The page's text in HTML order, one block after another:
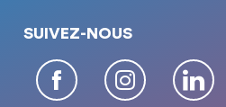
SUIVEZ-NOUS